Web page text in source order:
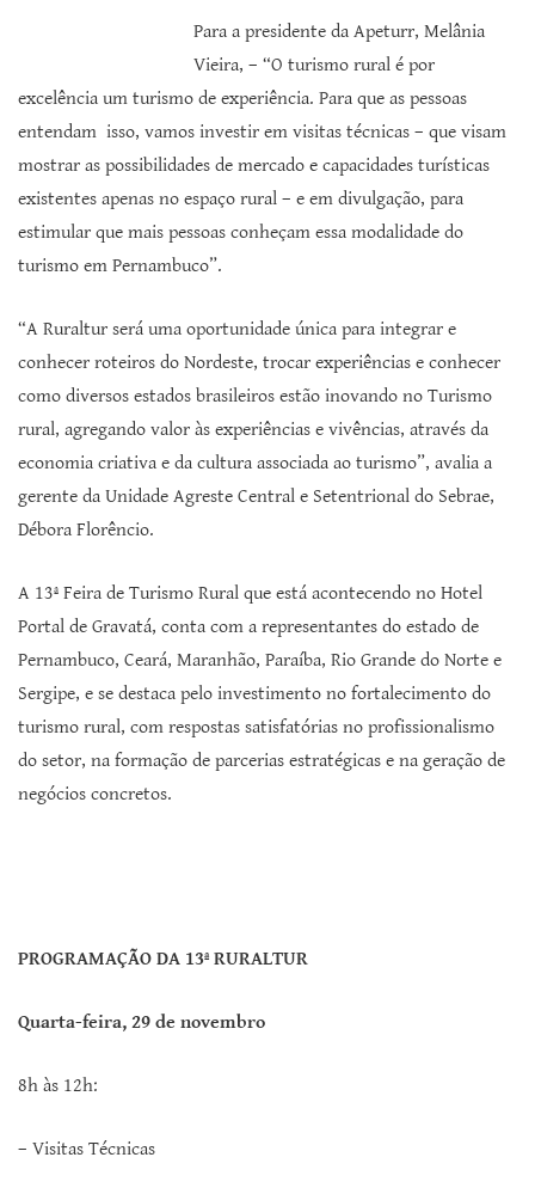
Para a presidente da Apeturr, Melânia
Vieira, – “O turismo rural é por
excelência um turismo de experiência. Para que as pessoas
entendam isso, vamos investir em visitas técnicas – que visam
mostrar as possibilidades de mercado e capacidades turísticas
existentes apenas no espaço rural – e em divulgação, para
estimular que mais pessoas conheçam essa modalidade do
turismo em Pernambuco”.
“A Ruraltur será uma oportunidade única para integrar e
conhecer roteiros do Nordeste, trocar experiências e conhecer
como diversos estados brasileiros estão inovando no Turismo
rural, agregando valor às experiências e vivências, através da
economia criativa e da cultura associada ao turismo”, avalia a
gerente da Unidade Agreste Central e Setentrional do Sebrae,
Débora Florêncio.
A 13ª Feira de Turismo Rural que está acontecendo no Hotel
Portal de Gravatá, conta com a representantes do estado de
Pernambuco, Ceará, Maranhão, Paraíba, Rio Grande do Norte e
Sergipe, e se destaca pelo investimento no fortalecimento do
turismo rural, com respostas satisfatórias no profissionalismo
do setor, na formação de parcerias estratégicas e na geração de
negócios concretos.
PROGRAMAÇÃO DA 13ª RURALTUR
Quarta-feira, 29 de novembro
8h às 12h:
– Visitas Técnicas